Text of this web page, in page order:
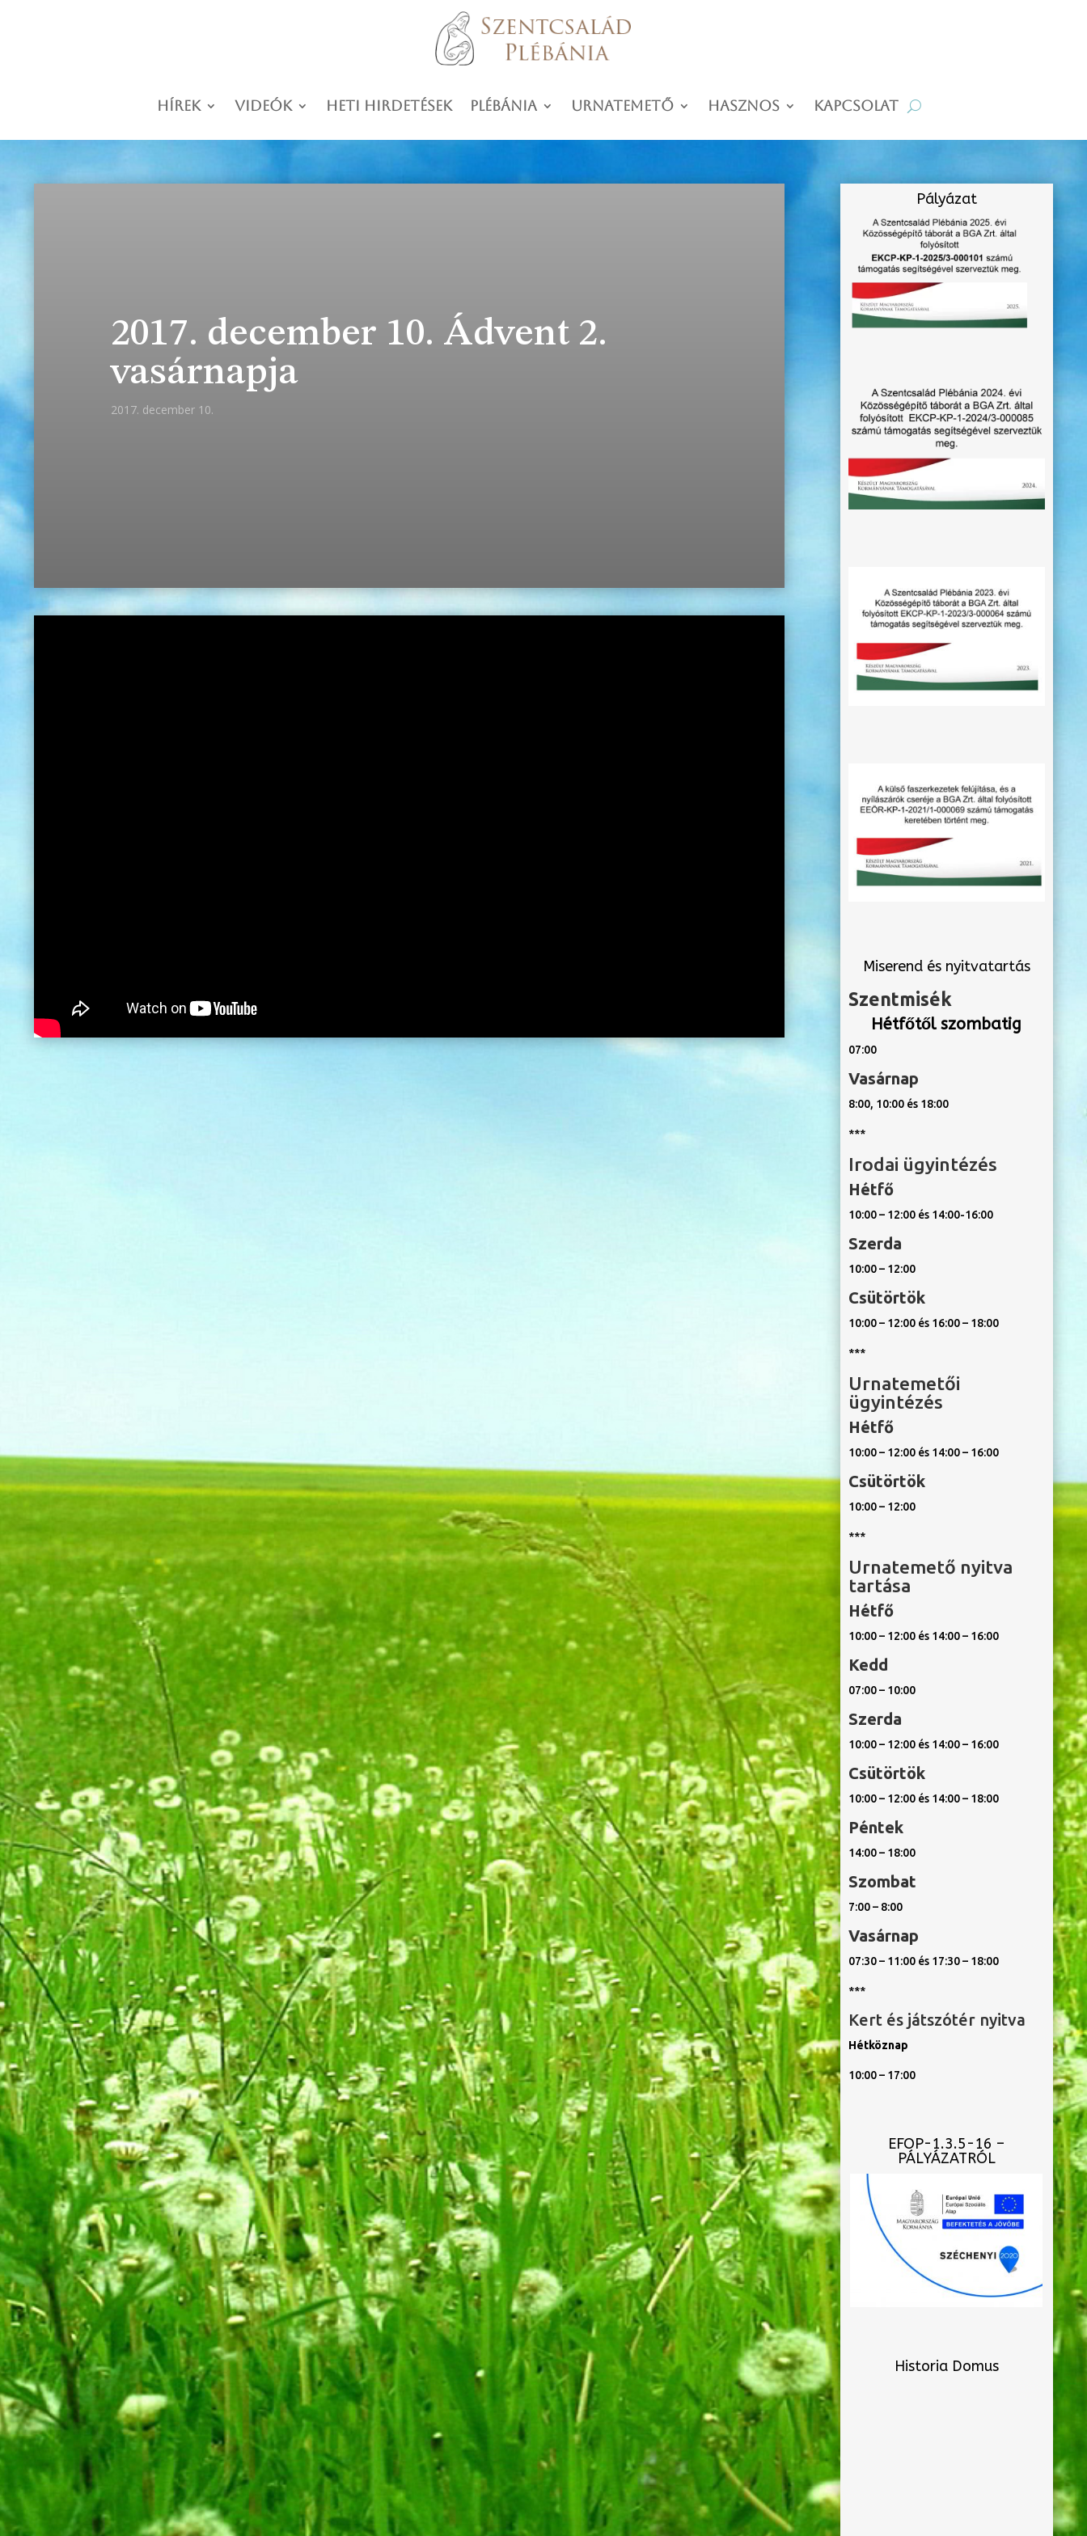
Hírek Videók Heti hirdetések Plébánia Urnatemető Hasznos Kapcsolat
2017. december 10. Ádvent 2.
vasárnapja
2017. december 10.
Pályázat
Miserend és nyitvatartás
Szentmisék
Hétfőtől szombatig
07:00
Vasárnap
8:00, 10:00 és 18:00
***
Irodai ügyintézés
Hétfő
10:00 – 12:00 és 14:00-16:00
Szerda
10:00 – 12:00
Csütörtök
10:00 – 12:00 és 16:00 – 18:00
***
Urnatemetői
ügyintézés
Hétfő
10:00 – 12:00 és 14:00 – 16:00
Csütörtök
10:00 – 12:00
***
Urnatemető nyitva
tartása
Hétfő
10:00 – 12:00 és 14:00 – 16:00
Kedd
07:00 – 10:00
Szerda
10:00 – 12:00 és 14:00 – 16:00
Csütörtök
10:00 – 12:00 és 14:00 – 18:00
Péntek
14:00 – 18:00
Szombat
7:00 – 8:00
Vasárnap
07:30 – 11:00 és 17:30 – 18:00
***
Kert és játszótér nyitva
Hétköznap
10:00 – 17:00
EFOP-1.3.5-16 –
PÁLYÁZATRÓL
Historia Domus